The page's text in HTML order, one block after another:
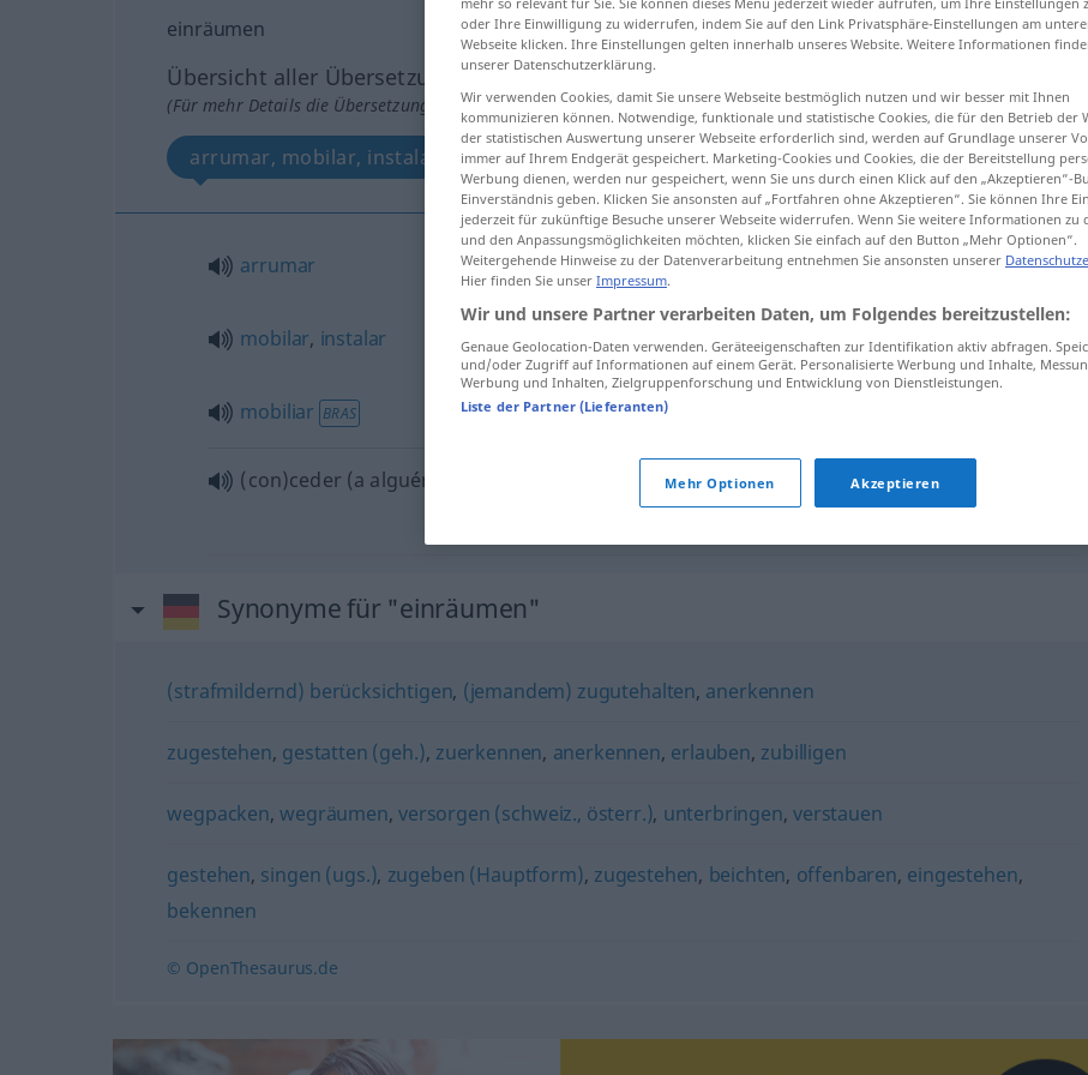
einräumen
Übersicht aller Übersetzungen
(Für mehr Details die Übersetzung anklicken/antippen)
arrumar, mobilar, instalar, mobiliar conceder
arrumar einräumenSachen
mobilar, instalar einräumenWohnung
mobiliar BRAS
(con)ceder (a alguém einräumen jemandemRechte
Synonyme für "einräumen"
(strafmildernd) berücksichtigen, (jemandem) zugutehalten, anerkennen
zugestehen, gestatten (geh.), zuerkennen, anerkennen, erlauben, zubilligen
wegpacken,wegräumen,versorgen (schweiz., österr.), unterbringen,verstauen
gestehen, singen (ugs.), zugeben (Hauptform), zugestehen, beichten, offenbaren, eingestehen,
bekennen
© OpenThesaurus.de
oder Ihre Einwilligung zu widerrufen, indem Sie auf den Link Privatsphäre-Einstellungen am
Webseite klicken. Ihre Einstellungen gelten innerhalb unseres Website. Weitere Informationen
unserer Datenschutzerklärung.
Wir verwenden Cookies, damit Sie unsere Webseite bestmöglich nutzen und wir besser mit Ihnen
kommunizieren können. Notwendige, funktionale und statistische Cookies, die für den Betrieb der
der statistischen Auswertung unserer Webseite erforderlich sind, werden auf Grundlage unserer
immer auf Ihrem Endgerät gespeichert. Marketing-Cookies und Cookies, die der Bereitstellung
Werbung dienen, werden nur gespeichert, wenn Sie uns durch einen Klick auf den „Akzeptieren“-
Einverständnis geben. Klicken Sie ansonsten auf „Fortfahren ohne Akzeptieren“. Sie können Ihre
jederzeit für zukünftige Besuche unserer Webseite widerrufen. Wenn Sie weitere Informationen zu
und den Anpassungsmöglichkeiten möchten, klicken Sie einfach auf den Button „Mehr Optionen“.
Weitergehende Hinweise zu der Datenverarbeitung entnehmen Sie ansonsten unserer
Hier finden Sie unser Impressum.
Wir und unsere Partner verarbeiten Daten, um Folgendes bereitzustellen:
Genaue Geolocation-Daten verwenden. Geräteeigenschaften zur Identifikation aktiv abfragen.
und/oder Zugriff auf Informationen auf einem Gerät. Personalisierte Werbung und Inhalte,
Werbung und Inhalten, Zielgruppenforschung und Entwicklung von Dienstleistungen.
Liste der Partner (Lieferanten)
Mehr Optionen Akzeptieren